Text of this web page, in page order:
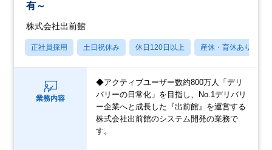
有～
株式会社出前館
正社員採用 土日祝休み 休日120日以上 産休・育休あり
業務内容
◆アクティブユーザー数約800万人「デリ
バリーの日常化」を目指し、No.1デリバリ
ー企業へと成長した『出前館』を運営する
株式会社出前館のシステム開発の業務で
す。